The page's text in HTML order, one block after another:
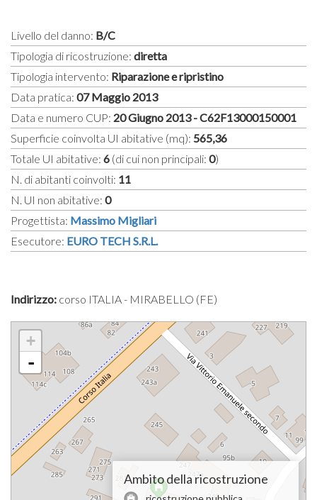
Livello del danno: B/C
Tipologia di ricostruzione: diretta
Tipologia intervento: Riparazione e ripristino
Data pratica: 07 Maggio 2013
Data e numero CUP: 20 Giugno 2013 - C62F13000150001
Superficie coinvolta UI abitative (mq): 565,36
Totale UI abitative: 6 (di cui non principali: 0)
N. di abitanti coinvolti: 11
N. UI non abitative: 0
Progettista: Massimo Migliari
Esecutore: EURO TECH S.R.L.
Indirizzo: corso ITALIA - MIRABELLO (FE)
+
-
Ambito della ricostruzione